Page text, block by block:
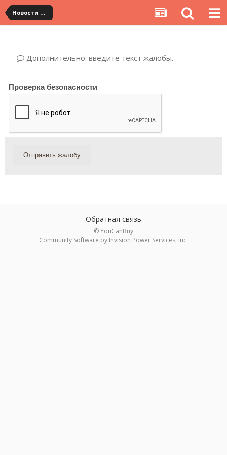
Новости сервиса
Дополнительно: введите текст жалобы.
Проверка безопасности
Отправить жалобу
Обратная связь
© YouCanBuy
Community Software by Invision Power Services, Inc.